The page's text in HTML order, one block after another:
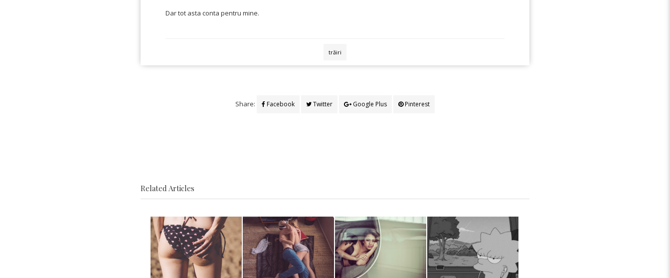
Dar tot asta conta pentru mine.
trăiri
Share: Facebook Twitter Google Plus Pinterest
Related Articles